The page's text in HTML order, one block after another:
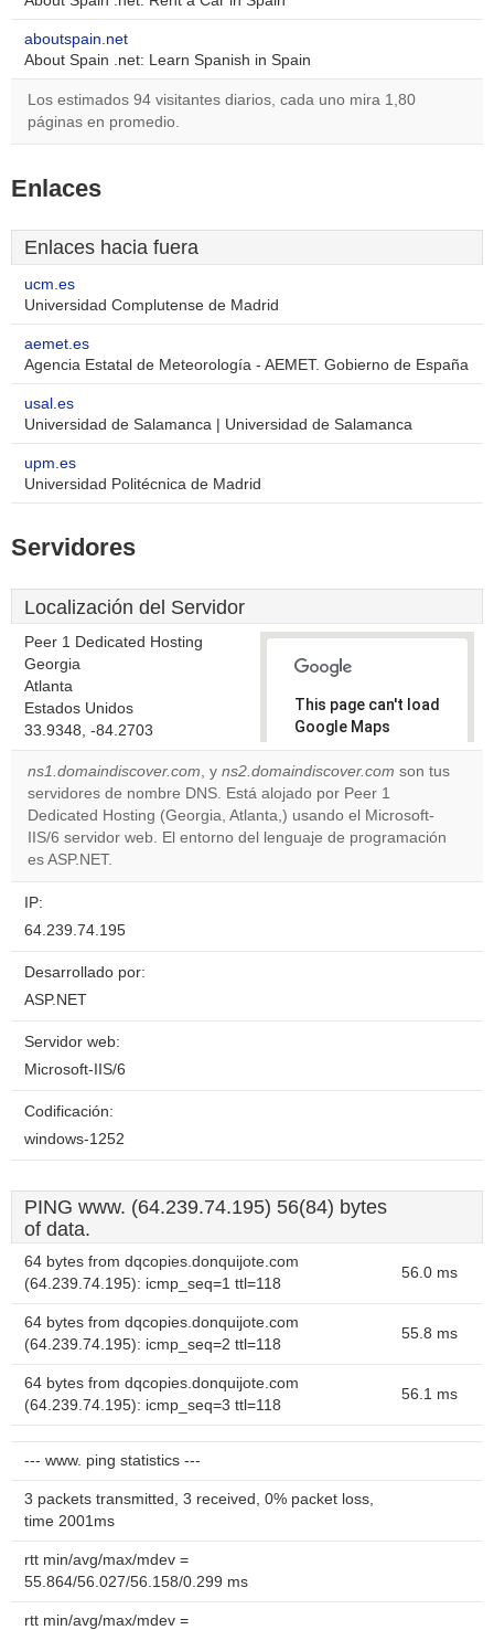
aboutspain.net
About Spain .net: Learn Spanish in Spain
Los estimados 94 visitantes diarios, cada uno mira 1,80
páginas en promedio.
Enlaces
Enlaces hacia fuera
ucm.es
Universidad Complutense de Madrid
aemet.es
Agencia Estatal de Meteorología - AEMET. Gobierno de España
usal.es
Universidad de Salamanca | Universidad de Salamanca
upm.es
Universidad Politécnica de Madrid
Servidores
Localización del Servidor
Peer 1 Dedicated Hosting
Georgia
Atlanta
Estados Unidos
33.9348, -84.2703
This page can't load
Google Maps
correctly.
Do you
own this
website?
OK
ns1.domaindiscover.com, y ns2.domaindiscover.com son tus
servidores de nombre DNS. Está alojado por Peer 1
Dedicated Hosting (Georgia, Atlanta,) usando el Microsoft-
IIS/6 servidor web. El entorno del lenguaje de programación
es ASP.NET.
IP:
64.239.74.195
Desarrollado por:
ASP.NET
Servidor web:
Microsoft-IIS/6
Codificación:
windows-1252
PING www. (64.239.74.195) 56(84) bytes
of data.
64 bytes from dqcopies.donquijote.com
(64.239.74.195): icmp_seq=1 ttl=118
56.0 ms
64 bytes from dqcopies.donquijote.com
(64.239.74.195): icmp_seq=2 ttl=118
55.8 ms
64 bytes from dqcopies.donquijote.com
(64.239.74.195): icmp_seq=3 ttl=118
56.1 ms
--- www. ping statistics ---
3 packets transmitted, 3 received, 0% packet loss,
time 2001ms
rtt min/avg/max/mdev =
55.864/56.027/56.158/0.299 ms
rtt min/avg/max/mdev =